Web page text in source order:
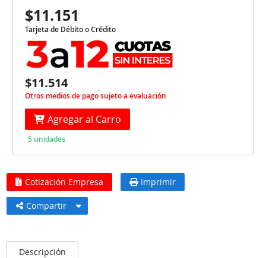
$11.151
Tarjeta de Débito o Crédito
$11.514
Otros medios de pago sujeto a evaluación
Agregar al Carro
5 unidades
Cotización Empresa Imprimir
Compartir
Descripción